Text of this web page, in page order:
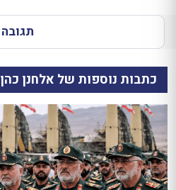
תגובה
כתבות נוספות של אלחנן כהן